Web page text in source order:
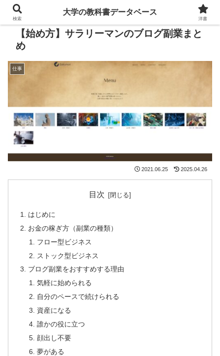
【始め方】サラリーマンのブログ副業まと
め
仕事
2021.06.25 2025.04.26
目次
はじめに
お金の稼ぎ方（副業の種類）
フロー型ビジネス
ストック型ビジネス
ブログ副業をおすすめする理由
気軽に始められる
自分のペースで続けられる
資産になる
誰かの役に立つ
顔出し不要
夢がある
検索
大学の教科書データベース
洋書